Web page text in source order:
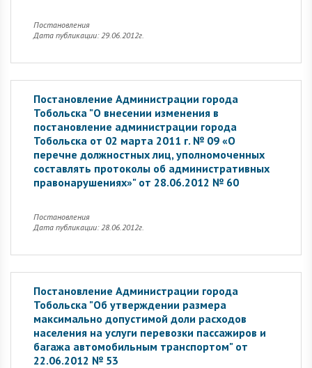
Постановления
Дата публикации: 29.06.2012г.
Постановление Администрации города
Тобольска "О внесении изменения в
постановление администрации города
Тобольска от 02 марта 2011 г. № 09 «О
перечне должностных лиц, уполномоченных
составлять протоколы об административных
правонарушениях»" от 28.06.2012 № 60
Постановления
Дата публикации: 28.06.2012г.
Постановление Администрации города
Тобольска "Об утверждении размера
максимально допустимой доли расходов
населения на услуги перевозки пассажиров и
багажа автомобильным транспортом" от
22.06.2012 № 53